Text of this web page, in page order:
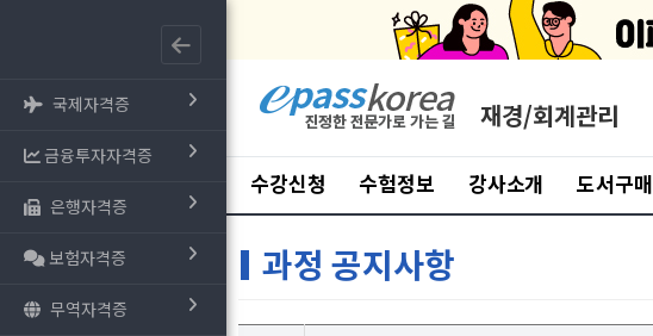
국제자격증
금융투자자격증
은행자격증
보험자격증
무역자격증
재경/회계관리
수강신청 수험정보 강사소개 도서구매
과정 공지사항